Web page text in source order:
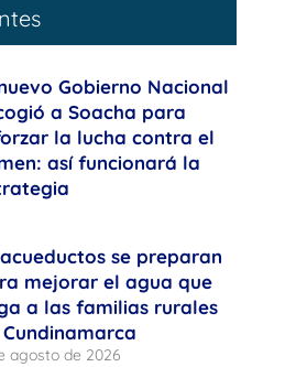
Gobierno Nacional
a Soacha para
la lucha contra el
así funcionará la
se preparan
mejorar el agua que
a las familias rurales
agosto de 2026